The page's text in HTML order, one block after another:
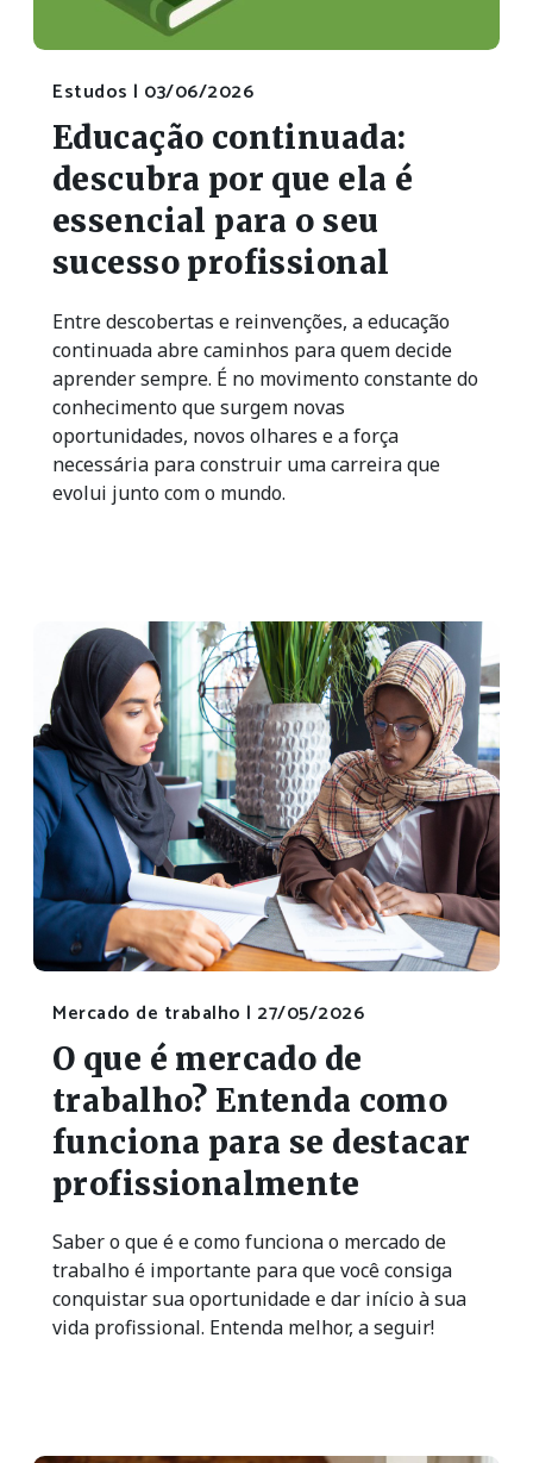
Estudos | 03/06/2026
Educação continuada:
descubra por que ela é
essencial para o seu
sucesso profissional
Entre descobertas e reinvenções, a educação
continuada abre caminhos para quem decide
aprender sempre. É no movimento constante do
conhecimento que surgem novas
oportunidades, novos olhares e a força
necessária para construir uma carreira que
evolui junto com o mundo.
Mercado de trabalho | 27/05/2026
O que é mercado de
trabalho? Entenda como
funciona para se destacar
profissionalmente
Saber o que é e como funciona o mercado de
trabalho é importante para que você consiga
conquistar sua oportunidade e dar início à sua
vida profissional. Entenda melhor, a seguir!